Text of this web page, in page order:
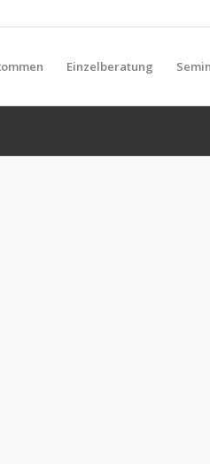
Einzelberatung